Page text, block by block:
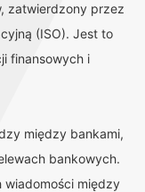
zatwierdzony przez
(ISO). Jest to
finansowych i
między bankami,
bankowych.
wiadomości między